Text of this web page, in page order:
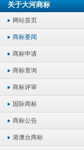
关于大河商标
网站首页
商标要闻
商标申请
商标查询
商标评审
国际商标
商标公告
港澳台商标